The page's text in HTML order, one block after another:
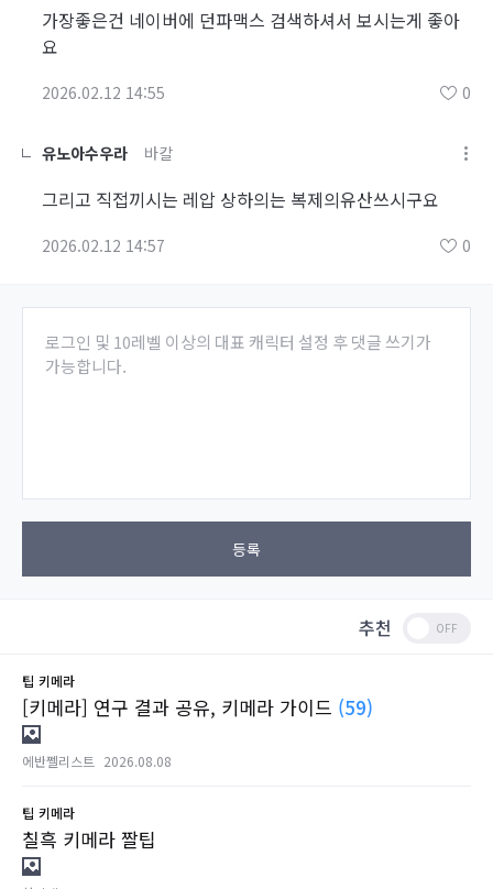
가장좋은건 네이버에 던파맥스 검색하셔서 보시는게 좋아
요
2026.02.12 14:55 0
유노아수우라 바칼
그리고 직접끼시는 레압 상하의는 복제의유산쓰시구요
2026.02.12 14:57 0
로그인 및 10레벨 이상의 대표 캐릭터 설정 후 댓글 쓰기가
가능합니다.
등록
추천
팁 키메라
[키메라] 연구 결과 공유, 키메라 가이드 (59)
에반쩰리스트 2026.08.08
팁 키메라
칠흑 키메라 짤팁